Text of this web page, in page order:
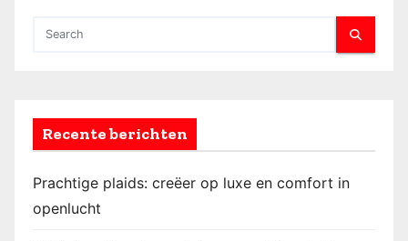
Recente berichten
Prachtige plaids: creëer op luxe en comfort in
openlucht